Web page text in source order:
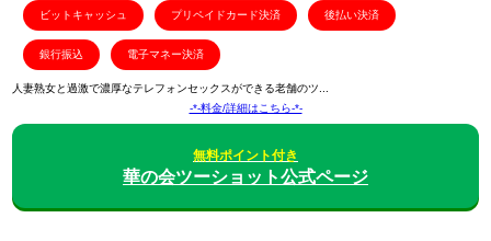
ビットキャッシュ プリペイドカード決済 後払い決済
銀行振込 電子マネー決済
人妻熟女と過激で濃厚なテレフォンセックスができる老舗のツ...
-*-料金/詳細はこちら-*-
無料ポイント付き
華の会ツーショット公式ページ